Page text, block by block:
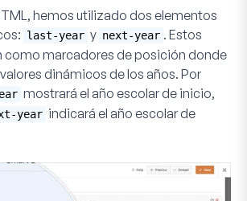
hemos utilizado dos elementos
last-year y next-year . Estos
como marcadores de posición donde
dinámicos de los años. Por
mostrará el año escolar de inicio,
year indicará el año escolar de